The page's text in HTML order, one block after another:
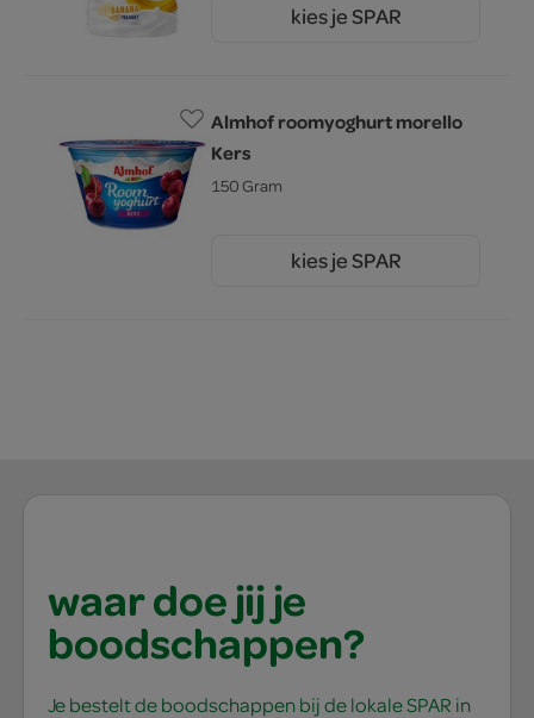
kies je SPAR
Almhof roomyoghurt morello
Kers
150 Gram
kies je SPAR
waar doe jij je
boodschappen?
Je bestelt de boodschappen bij de lokale SPAR in